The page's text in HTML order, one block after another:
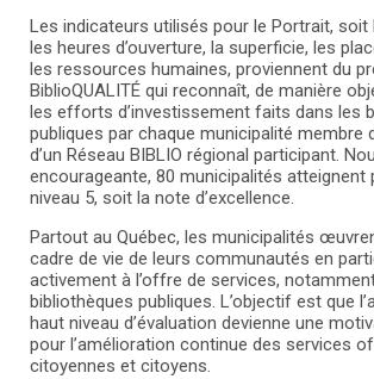
Les indicateurs utilisés pour le Portrait, soit
les heures d’ouverture, la superficie, les
les ressources humaines, proviennent du
BiblioQUALITÉ qui reconnaît, de manière
les efforts d’investissement faits dans les
publiques par chaque municipalité membre
d’un Réseau BIBLIO régional participant.
encourageante, 80 municipalités atteignent
niveau 5, soit la note d’excellence.
Partout au Québec, les municipalités
cadre de vie de leurs communautés en
activement à l’offre de services,
bibliothèques publiques. L’objectif est que
haut niveau d’évaluation devienne une
pour l’amélioration continue des services
citoyennes et citoyens.